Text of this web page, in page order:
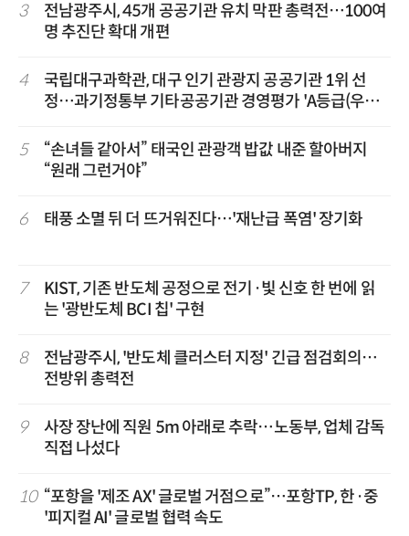
3
전남광주시, 45개 공공기관 유치 막판 총력전…100여
명 추진단 확대 개편
4
국립대구과학관, 대구 인기 관광지 공공기관 1위 선
정…과기정통부 기타공공기관 경영평가 'A등급(우수)'
5
“손녀들 같아서” 태국인 관광객 밥값 내준 할아버지
“원래 그런거야”
6 태풍 소멸 뒤 더 뜨거워진다…'재난급 폭염' 장기화
7
KIST, 기존 반도체 공정으로 전기·빛 신호 한 번에 읽
는 '광반도체 BCI 칩' 구현
8
전남광주시, '반도체 클러스터 지정' 긴급 점검회의…
전방위 총력전
9
사장 장난에 직원 5m 아래로 추락…노동부, 업체 감독
직접 나섰다
10 “포항을 '제조 AX' 글로벌 거점으로”…포항TP, 한·중
'피지컬 AI' 글로벌 협력 속도